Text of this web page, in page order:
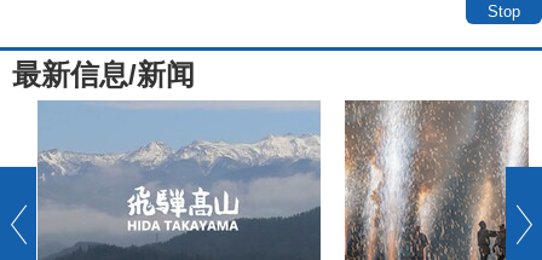
Stop
最新信息/新闻